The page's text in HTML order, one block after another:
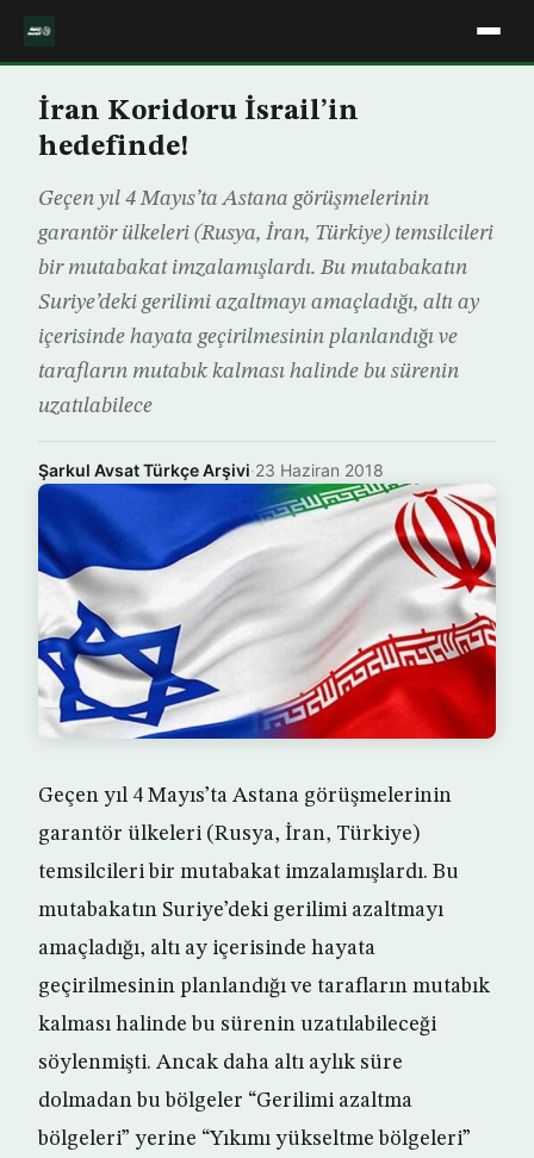
İran Koridoru İsrail’in
hedefinde!
Geçen yıl 4 Mayıs’ta Astana görüşmelerinin
garantör ülkeleri (Rusya, İran, Türkiye) temsilcileri
bir mutabakat imzalamışlardı. Bu mutabakatın
Suriye’deki gerilimi azaltmayı amaçladığı, altı ay
içerisinde hayata geçirilmesinin planlandığı ve
tarafların mutabık kalması halinde bu sürenin
uzatılabilece
Şarkul Avsat Türkçe Arşivi·23 Haziran 2018
Geçen yıl 4 Mayıs’ta Astana görüşmelerinin
garantör ülkeleri (Rusya, İran, Türkiye)
temsilcileri bir mutabakat imzalamışlardı. Bu
mutabakatın Suriye’deki gerilimi azaltmayı
amaçladığı, altı ay içerisinde hayata
geçirilmesinin planlandığı ve tarafların mutabık
kalması halinde bu sürenin uzatılabileceği
söylenmişti. Ancak daha altı aylık süre
dolmadan bu bölgeler “Gerilimi azaltma
bölgeleri” yerine “Yıkımı yükseltme bölgeleri”